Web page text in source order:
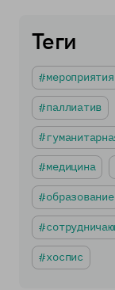
Теги
мероприятия
паллиатив
медицина
образование
хоспис